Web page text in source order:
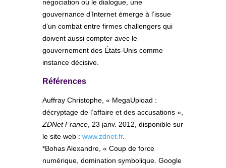
négociation ou le dialogue, une
gouvernance d’Internet émerge à l’issue
d’un combat entre firmes challengers qui
doivent aussi compter avec le
gouvernement des États-Unis comme
instance décisive.
Références
Auffray Christophe, « MegaUpload :
décryptage de l’affaire et des accusations »,
ZDNet France, 23 janv. 2012, disponible sur
le site web : www.zdnet.fr.
*Bohas Alexandre, « Coup de force
numérique, domination symbolique. Google